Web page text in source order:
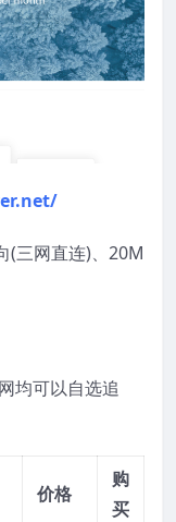
(三网直连)、20M
均可以自选追
价格
购
买